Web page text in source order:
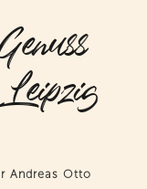
Andreas Otto